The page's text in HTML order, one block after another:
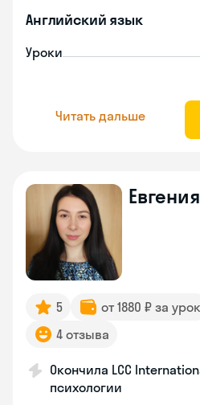
Английский язык
Уроки
Читать дальше
Евгения
5 от 1880 ₽ за урок
4 отзыва
Окончила LCC
психологии